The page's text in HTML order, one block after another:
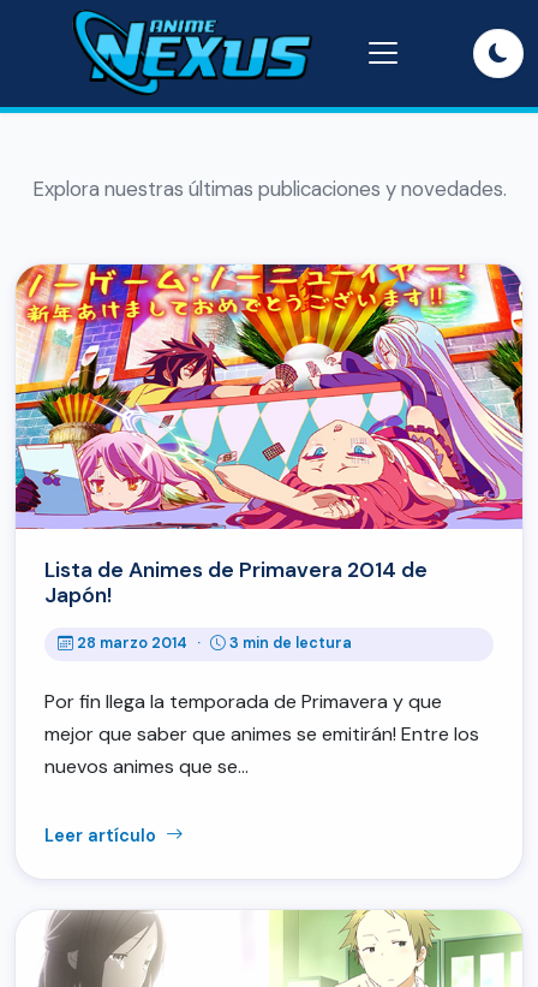
Explora nuestras últimas publicaciones y novedades.
Lista de Animes de Primavera 2014 de
Japón!
28 marzo 2014 · 3 min de lectura
Por fin llega la temporada de Primavera y que
mejor que saber que animes se emitirán! Entre los
nuevos animes que se…
Leer artículo